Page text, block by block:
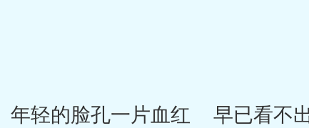
的脸孔一片血红 早已看不